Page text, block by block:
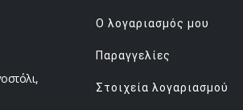
Ο λογαριασμός μου
Παραγγελίες
Στοιχεία λογαριασμού